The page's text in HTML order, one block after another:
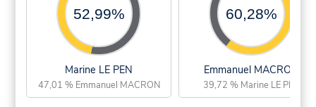
52,99%
Marine LE PEN
47,01 % Emmanuel MACRON
60,28%
Emmanuel MACRON
39,72 % Marine LE PEN